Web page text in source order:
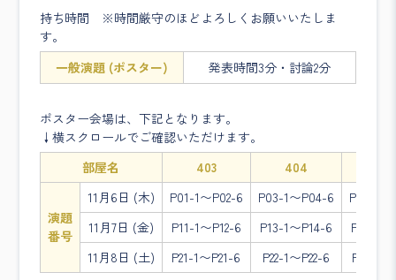
持ち時間 ※時間厳守のほどよろしくお願いいたしま
す。
一般演題 (ポスター)
発表時間3分・討論2分
ポスター会場は、下記となります。
↓横スクロールでご確認いただけます。
部屋名
403 404
演題
番号
11月6日 (木) P01-1〜P02-6 P03-1〜P04-6
P05-1
11月7日 (金)
P11-1〜P12-6 P13-1〜P14-6
P15-1
11月8日 (土)
P21-1〜P21-6 P22-1〜P22-6 P23-1